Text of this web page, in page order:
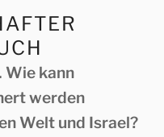
Wie kann
werden
Welt und Israel?